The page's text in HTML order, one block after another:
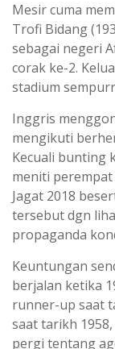
Mesir cuma
Trofi Bidang
sebagai negeri
corak ke-2.
stadium
Inggris
mengikuti
Kecuali bunting
meniti
Jagat 2018
tersebut dgn
propaganda
Keuntungan
berjalan ketika
runner-up saat
saat tarikh
pergi tentang